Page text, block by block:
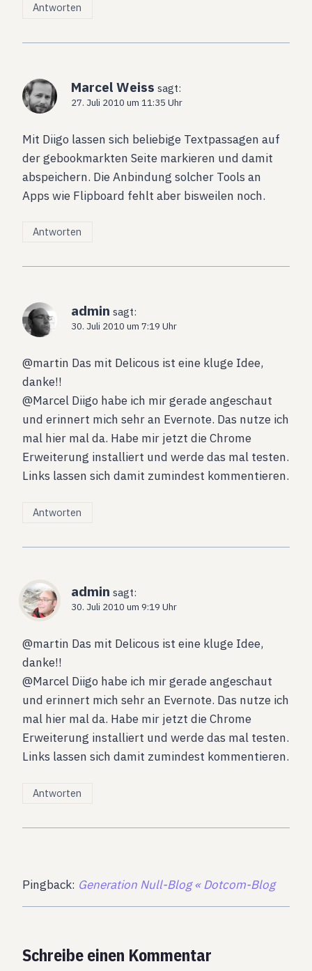
Antworten
Marcel Weiss sagt:
27. Juli 2010 um 11:35 Uhr
Mit Diigo lassen sich beliebige Textpassagen auf
der gebookmarkten Seite markieren und damit
abspeichern. Die Anbindung solcher Tools an
Apps wie Flipboard fehlt aber bisweilen noch.
Antworten
admin sagt:
30. Juli 2010 um 7:19 Uhr
@martin Das mit Delicous ist eine kluge Idee,
danke!!
@Marcel Diigo habe ich mir gerade angeschaut
und erinnert mich sehr an Evernote. Das nutze ich
mal hier mal da. Habe mir jetzt die Chrome
Erweiterung installiert und werde das mal testen.
Links lassen sich damit zumindest kommentieren.
Antworten
admin sagt:
30. Juli 2010 um 9:19 Uhr
@martin Das mit Delicous ist eine kluge Idee,
danke!!
@Marcel Diigo habe ich mir gerade angeschaut
und erinnert mich sehr an Evernote. Das nutze ich
mal hier mal da. Habe mir jetzt die Chrome
Erweiterung installiert und werde das mal testen.
Links lassen sich damit zumindest kommentieren.
Antworten
Pingback: Generation Null-Blog « Dotcom-Blog
Schreibe einen Kommentar